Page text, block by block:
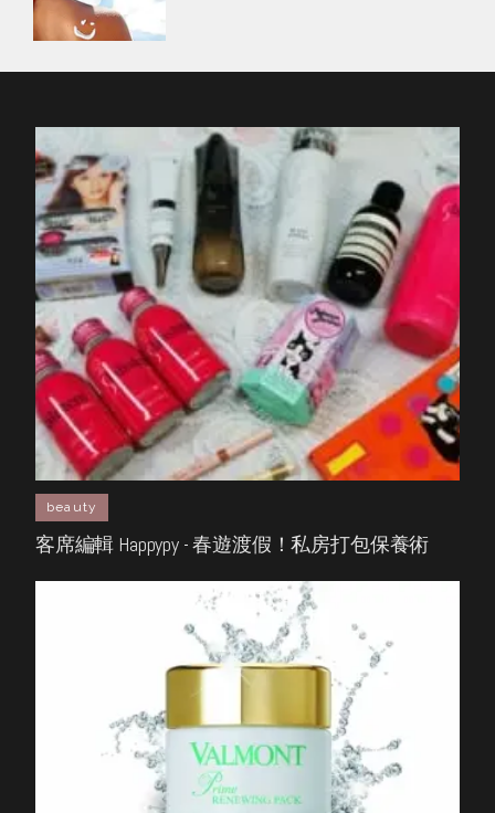
beauty
客席編輯 Happypy - 春遊渡假！私房打包保養術